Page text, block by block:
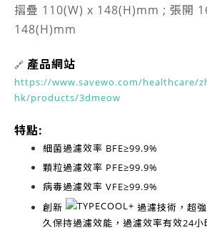
摺疊 110(W) x 148(H)mm ; 張開
148(H)mm
🔗 產品網站
https://www.savewo.com/healthcare/
hk/products/3dmeow
特點:
細菌過濾效率 BFE≥99.9%
顆粒過濾效率 PFE≥99.9%
病毒過濾效率 VFE≥99.9%
創新
過濾技術，超
久保持過濾效能，過濾效率有效24小